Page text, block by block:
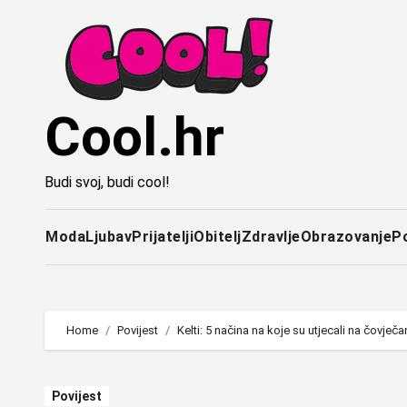
Cool.hr
Budi svoj, budi cool!
ModaLjubavPrijateljiObiteljZdravljeObrazovanje
Home Povijest Kelti: 5 načina na koje su utjecali na
Povijest